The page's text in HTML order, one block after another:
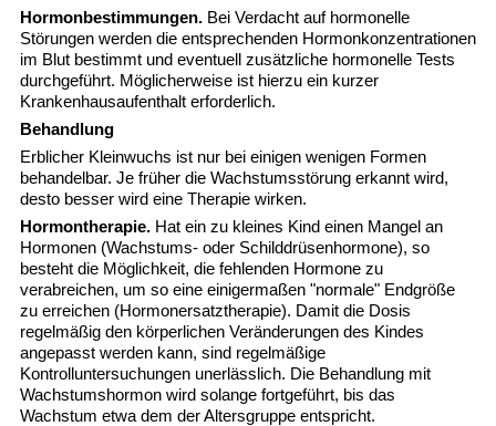
Hormonbestimmungen.Bei Verdacht auf hormonelle
Störungen werden die entsprechenden Hormonkonzentrationen
im Blut bestimmt und eventuell zusätzliche hormonelle Tests
durchgeführt. Möglicherweise ist hierzu ein kurzer
Krankenhausaufenthalt erforderlich.
Behandlung
Erblicher Kleinwuchs ist nur bei einigen wenigen Formen
behandelbar. Je früher die Wachstumsstörung erkannt wird,
desto besser wird eine Therapie wirken.
Hormontherapie.Hat ein zu kleines Kind einen Mangel an
Hormonen (Wachstums- oder Schilddrüsenhormone), so
besteht die Möglichkeit, die fehlenden Hormone zu
verabreichen, um so eine einigermaßen "normale" Endgröße
zu erreichen (Hormonersatztherapie). Damit die Dosis
regelmäßig den körperlichen Veränderungen des Kindes
angepasst werden kann, sind regelmäßige
Kontrolluntersuchungen unerlässlich. Die Behandlung mit
Wachstumshormon wird solange fortgeführt, bis das
Wachstum etwa dem der Altersgruppe entspricht.